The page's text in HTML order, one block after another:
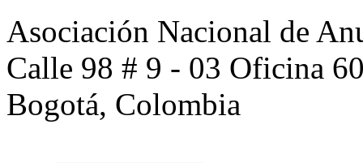
Asociación Nacional de
Calle 98 # 9 - 03 Oficina
Bogotá, Colombia